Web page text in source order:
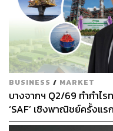
BUSINESS / MARKET
บางจากฯ Q2/69 ทำกำไร
‘SAF’ เชิงพาณิชย์ครั้งแ
ล้าน